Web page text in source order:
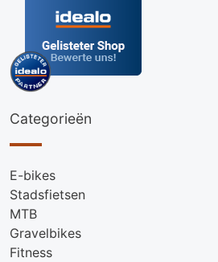
Categorieën
E-bikes
Stadsfietsen
MTB
Gravelbikes
Fitness